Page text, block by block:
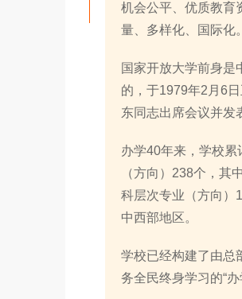
机会公平、优质教育
量、多样化、国际化。
国家开放大学前身是
的，于1979年2月6
东同志出席会议并发
办学40年来，学校
（方向）238个，其
科层次专业（方向）
中西部地区。
学校已经构建了由总
务全民终身学习的“办